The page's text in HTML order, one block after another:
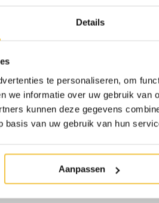
Details
te personaliseren, om
we informatie over uw gebruik van
kunnen deze gegevens
basis van uw gebruik van hun
Aanpassen
verhogers bij
7 x 7 cm